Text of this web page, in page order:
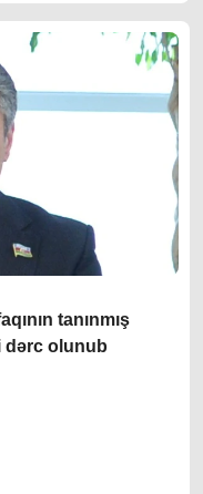
tanınmış
dərc olunub